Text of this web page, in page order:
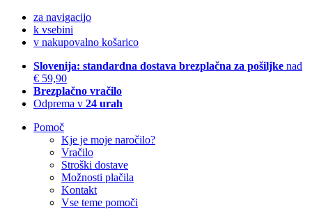
za navigacijo
k vsebini
v nakupovalno košarico
Slovenija: standardna dostava brezplačna za pošiljke nad
€ 59,90
Brezplačno vračilo
Odprema v 24 urah
Pomoč
Kje je moje naročilo?
Vračilo
Stroški dostave
Možnosti plačila
Kontakt
Vse teme pomoči